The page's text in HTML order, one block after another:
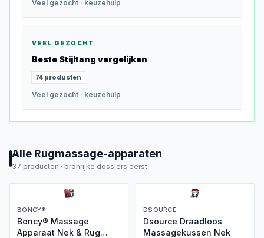
Veel gezocht · keuzehulp
VEEL GEZOCHT
Beste Stijltang vergelijken
74 producten
Veel gezocht · keuzehulp
Alle Rugmassage-apparaten
37 producten · bronrijke dossiers eerst
BONCY®
Boncy® Massage
Apparaat Nek & Rug
DSOURCE
Dsource Draadloos
Massagekussen Nek